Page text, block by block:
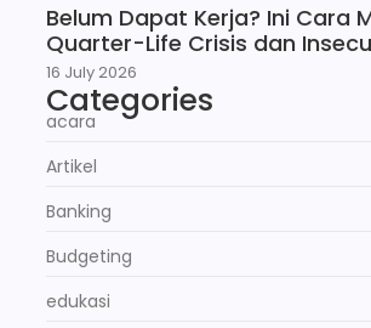
Belum Dapat Kerja? Ini Cara
Quarter-Life Crisis dan
16 July 2026
Categories
acara
Artikel
Banking
Budgeting
edukasi